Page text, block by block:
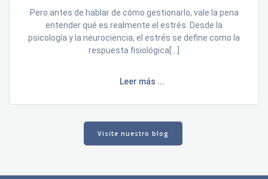
Pero antes de hablar de cómo gestionarlo, vale la pena
entender qué es realmente el estrés. Desde la
psicología y la neurociencia, el estrés se define como la
respuesta fisiológica[…]
Visite nuestro blog